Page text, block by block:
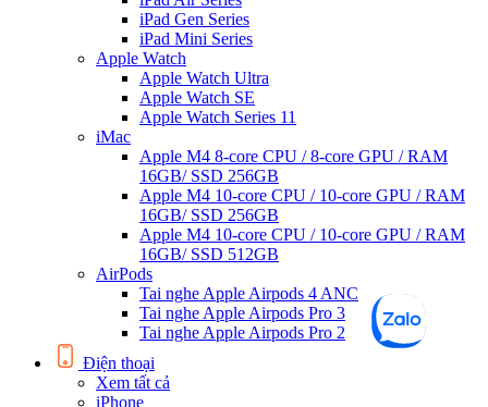
iPad Gen Series
iPad Mini Series
Apple Watch
Apple Watch Ultra
Apple Watch SE
Apple Watch Series 11
iMac
Apple M4 8-core CPU / 8-core GPU / RAM
16GB/ SSD 256GB
Apple M4 10-core CPU / 10-core GPU / RAM
16GB/ SSD 256GB
Apple M4 10-core CPU / 10-core GPU / RAM
16GB/ SSD 512GB
AirPods
Tai nghe Apple Airpods 4 ANC
Tai nghe Apple Airpods Pro 3
Tai nghe Apple Airpods Pro 2
Điện thoại
Xem tất cả
iPhone